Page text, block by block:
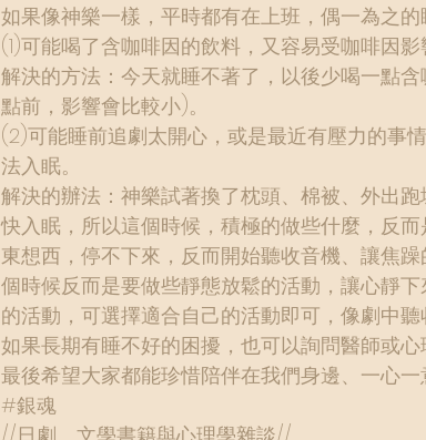
如果像神樂一樣，平時都有在上班，偶一為之
(1)可能喝了含咖啡因的飲料，又容易受咖啡因
解決的方法：今天就睡不著了，以後少喝一點
點前，影響會比較小)。
(2)可能睡前追劇太開心，或是最近有壓力的事
法入眠。
解決的辦法：神樂試著換了枕頭、棉被、外出
快入眠，所以這個時候，積極的做些什麼，反
東想西，停不下來，反而開始聽收音機、讓焦
個時候反而是要做些靜態放鬆的活動，讓心靜
的活動，可選擇適合自己的活動即可，像劇中
如果長期有睡不好的困擾，也可以詢問醫師或心
最後希望大家都能珍惜陪伴在我們身邊、一心一
#銀魂